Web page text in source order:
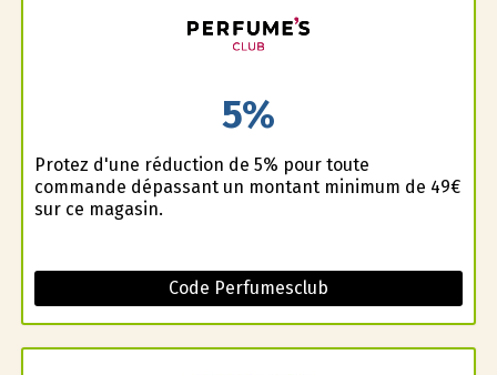
5%
Profitez d'une réduction de 5% pour toute
commande dépassant un montant minimum de 49€
sur ce magasin.
Code Perfumesclub